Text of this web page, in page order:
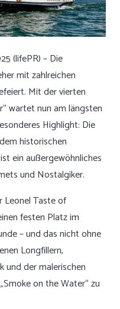
(lifePR) – Die
mit zahlreichen
Mit der vierten
wartet nun am längsten
Highlight: Die
historischen
ein außergewöhnliches
und Nostalgiker.
Leonel Taste of
festen Platz im
– und das nicht ohne
Longfillern,
und der malerischen
on the Water“ zu